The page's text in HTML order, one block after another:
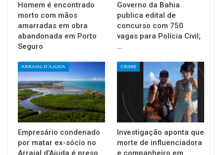
Homem é encontrado
morto com mãos
amarradas em obra
abandonada em Porto
Seguro
Governo da Bahia
publica edital de
concurso com 750
vagas para Polícia Civil;
…
ARRAIAL D'AJUDA
Empresário condenado
por matar ex-sócio no
Arraial d’Ajuda é preso
CRIME
Investigação aponta que
morte de influenciadora
e companheiro em